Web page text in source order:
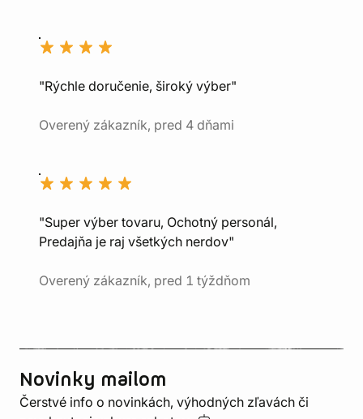
"Rýchle doručenie, široký výber"
Overený zákazník, pred 4 dňami
"Super výber tovaru, Ochotný personál,
Predajňa je raj všetkých nerdov"
Overený zákazník, pred 1 týždňom
Novinky mailom
Čerstvé info o novinkách, výhodných zľavách či